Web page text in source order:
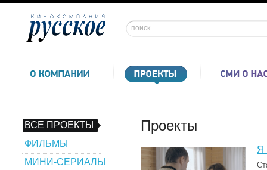
ВСЕ ПРОЕКТЫ
ФИЛЬМЫ
МИНИ-СЕРИАЛЫ
Проекты
Я